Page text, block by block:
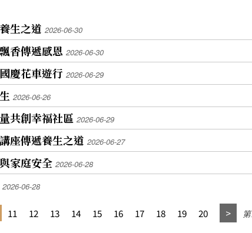
生之道 2026-06-30
香傳遞感恩 2026-06-30
慶花車遊行 2026-06-29
2026-06-26
共創幸福社區 2026-06-29
座傳遞養生之道 2026-06-27
家庭安全 2026-06-28
2026-06-28
11 12 13 14 15 16 17 18 19 20